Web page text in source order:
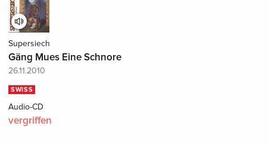
Supersiech
Gäng Mues Eine Schnore
26.11.2010
SWISS
Audio-CD
vergriffen